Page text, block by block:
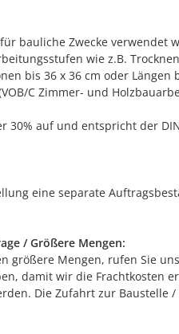
bauliche Zwecke verwendet
wie z.B.
bis 36 x 36 cm oder
C Zimmer- und
30% auf und entspricht der
eine separate
/ Größere Mengen:
größere Mengen, rufen Sie
damit wir die Frachtkosten
Die Zufahrt zur Baustelle